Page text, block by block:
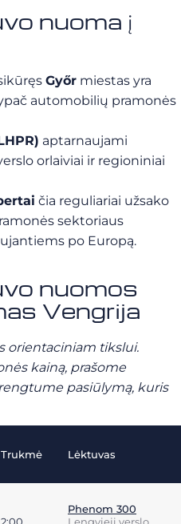
nuoma į
Győr miestas yra
automobilių pramonės
aptarnaujami
orlaiviai ir regioniniai
čia reguliariai užsako
sektoriaus
po Europą.
nuomos
Vengrija
orientaciniam tikslui.
kainą, prašome
pasiūlymą, kuris
Trukmė Lėktuvas
Phenom 300